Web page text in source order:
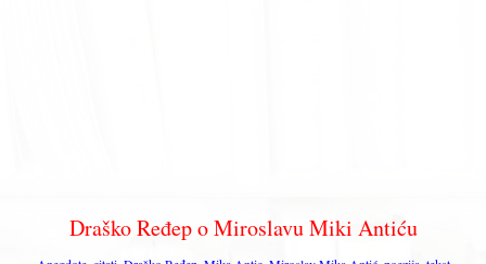
Draško Ređep o Miroslavu Miki Antiću